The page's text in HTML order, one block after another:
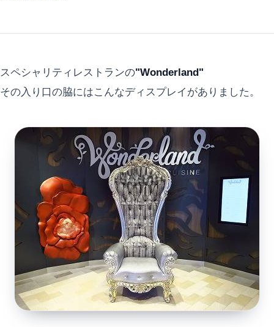
スペシャリティレストランの"Wonderland"
その入り口の脇にはこんなディスプレイがありました。